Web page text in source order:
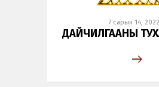
7 сарын 14, 2022
ДАЙЧИЛГААНЫ